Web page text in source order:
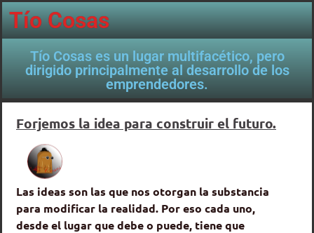
Tío Cosas
Tío Cosas es un lugar multifacético, pero
dirigido principalmente al desarrollo de los
emprendedores.
Forjemos la idea para construir el futuro.
Las ideas son las que nos otorgan la substancia
para modificar la realidad. Por eso cada uno,
desde el lugar que debe o puede, tiene que